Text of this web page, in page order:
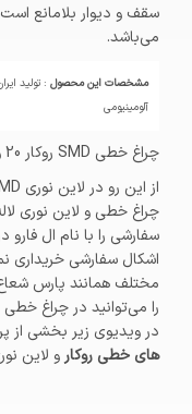
سقف و دیوار بلامانع
می‌باشد.
مشخصات این محصول : تولید
آلومینیومی
چراغ خطی SMD روکار 20 وات پارس شعاع توس - دارای دو رنگ ن ...
چراغ خطی و لاین نوری
سفارشی را با نام ال
اشکال سفارشی خریداری
را می‌توانید در چراغ خطی
در ویدیوی زیر بخشی از
های خطی روکار و لاین